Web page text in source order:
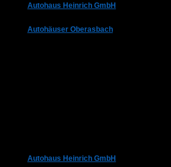
Autohaus Heinrich GmbH
Autohäuser Oberasbach
Autohaus Heinrich GmbH